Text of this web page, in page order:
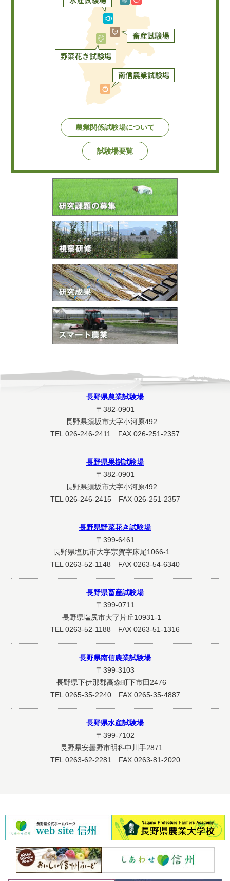
農業関係試験場について
試験場要覧
長野県農業試験場
〒382-0901
長野県須坂市大字小河原492
TEL 026-246-2411 FAX 026-251-2357
長野県果樹試験場
〒382-0901
長野県須坂市大字小河原492
TEL 026-246-2415 FAX 026-251-2357
長野県野菜花き試験場
〒399-6461
長野県塩尻市大字宗賀字床尾1066-1
TEL 0263-52-1148 FAX 0263-54-6340
長野県畜産試験場
〒399-0711
長野県塩尻市大字片丘10931-1
TEL 0263-52-1188 FAX 0263-51-1316
長野県南信農業試験場
〒399-3103
長野県下伊那郡高森町下市田2476
TEL 0265-35-2240 FAX 0265-35-4887
長野県水産試験場
〒399-7102
長野県安曇野市明科中川手2871
TEL 0263-62-2281 FAX 0263-81-2020